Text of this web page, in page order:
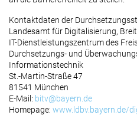
Kontaktdaten der
Landesamt für Digitalisierung,
IT-Dienstleistungszentrum des
Durchsetzungs- und
Informationstechnik
St.-Martin-Straße 47
81541 München
E-Mail: bitv@bayern.de
Homepage: www.ldbv.bayern.de/